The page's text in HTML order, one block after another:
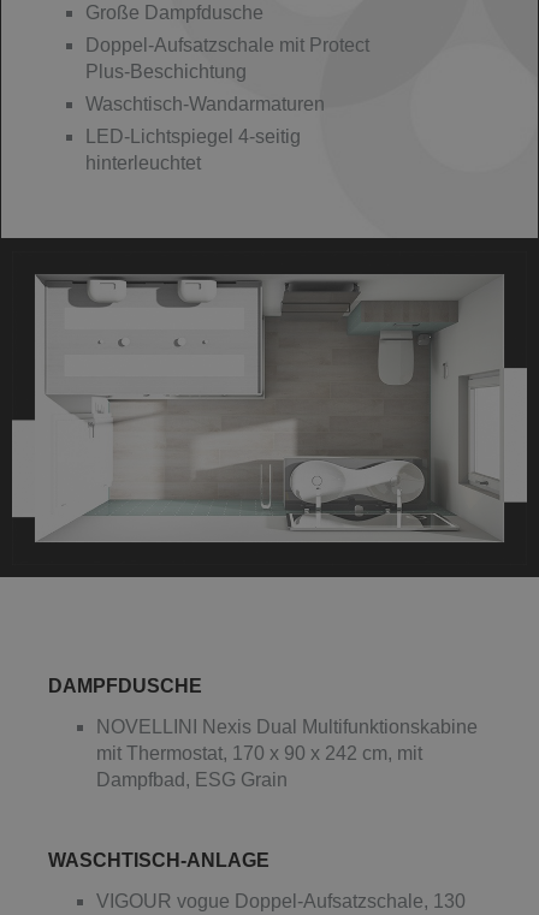
Große Dampfdusche
Doppel-Aufsatzschale mit Protect
Plus-Beschichtung
Waschtisch-Wandarmaturen
LED-Lichtspiegel 4-seitig
hinterleuchtet
DAMPFDUSCHE
NOVELLINI Nexis Dual Multifunktionskabine
mit Thermostat, 170 x 90 x 242 cm, mit
Dampfbad, ESG Grain
WASCHTISCH-ANLAGE
VIGOUR vogue Doppel-Aufsatzschale, 130